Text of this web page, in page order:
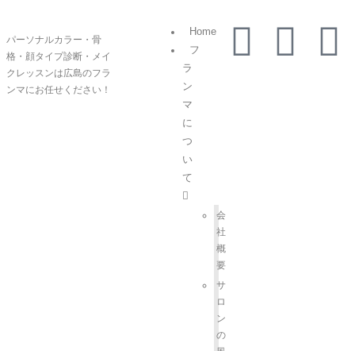
パーソナルカラー・骨
格・顔タイプ診断・メイ
クレッスンは広島のフラ
ンマにお任せください！
Home
フ
ラ
ン
マ
に
つ
い
て
会
社
概
要
サ
ロ
ン
の